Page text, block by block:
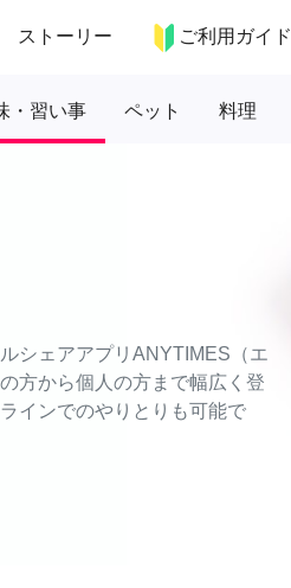
ストーリー ご利用ガイド
・習い事 ペット 料理
シェアアプリANYTIMES（エ
方から個人の方まで幅広く登
インでのやりとりも可能で